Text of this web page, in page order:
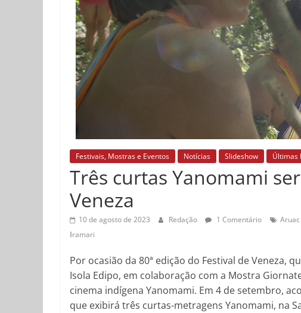
Festivais, Mostras e Eventos Notícias Slideshow Últimas
Três curtas Yanomami
Veneza
10 de agosto de 2023 Redação 1 Comentário Aruac
Ɨramari
Por ocasião da 80ª edição do Festival de Veneza,
Isola Edipo, em colaboração com a Mostra
cinema indígena Yanomami. Em 4 de setembro,
que exibirá três curtas-metragens Yanomami, na